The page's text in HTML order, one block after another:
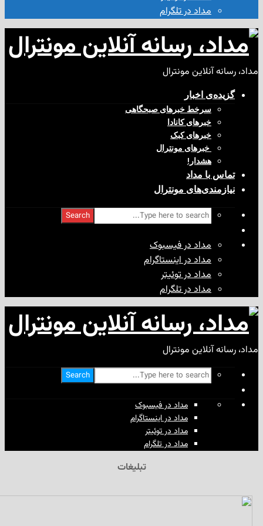
مداد در تلگرام
مونترال
اخبار
سرخط خبرهای صبحگاهی
خبرهای کانادا
خبرهای کبک
‌ خبرهای مونترال
مداد
مونترال
Search
مداد در فیسبوک
مداد در اینستاگرام
مداد در توئیتر
مداد در تلگرام
مونترال
Search
مداد در فیسبوک
مداد در اینستاگرام
مداد در توئیتر
مداد در تلگرام